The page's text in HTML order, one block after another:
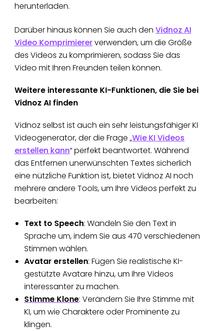
herunterladen.
Darüber hinaus können Sie auch den Vidnoz AI
Video Komprimiererverwenden, um die Größe
des Videos zu komprimieren, sodass Sie das
Video mit Ihren Freunden teilen können.
Weitere interessante KI-Funktionen, die Sie bei
Vidnoz AI finden
Vidnoz selbst ist auch ein sehr leistungsfähiger KI
Videogenerator, der die Frage „Wie KI Videos
erstellen kann“ perfekt beantwortet. Während
das Entfernen unerwünschten Textes sicherlich
eine nützliche Funktion ist, bietet Vidnoz AI noch
mehrere andere Tools, um Ihre Videos perfekt zu
bearbeiten:
Text to Speech: Wandeln Sie den Text in
Sprache um, indem Sie aus 470 verschiedenen
Stimmen wählen.
Avatar erstellen: Fügen Sie realistische KI-
gestützte Avatare hinzu, um Ihre Videos
interessanter zu machen.
Stimme Klone: Verändern Sie Ihre Stimme mit
KI, um wie Charaktere oder Prominente zu
klingen.